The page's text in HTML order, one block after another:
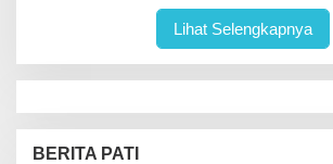
Lihat Selengkapnya
BERITA PATI